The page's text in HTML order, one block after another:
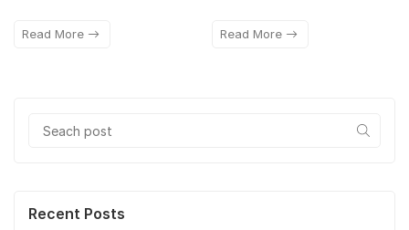
Read More Read More
Recent Posts